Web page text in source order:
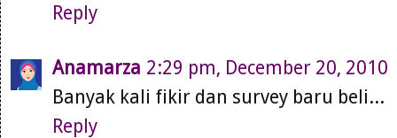
Reply
Anamarza 2:29 pm, December 20, 2010
Banyak kali fikir dan survey baru beli...
Reply